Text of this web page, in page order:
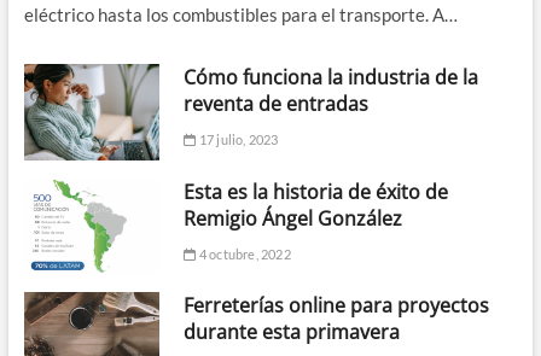
eléctrico hasta los combustibles para el transporte. A…
Cómo funciona la industria de la
reventa de entradas
17 julio, 2023
Esta es la historia de éxito de
Remigio Ángel González
4 octubre, 2022
Ferreterías online para proyectos
durante esta primavera